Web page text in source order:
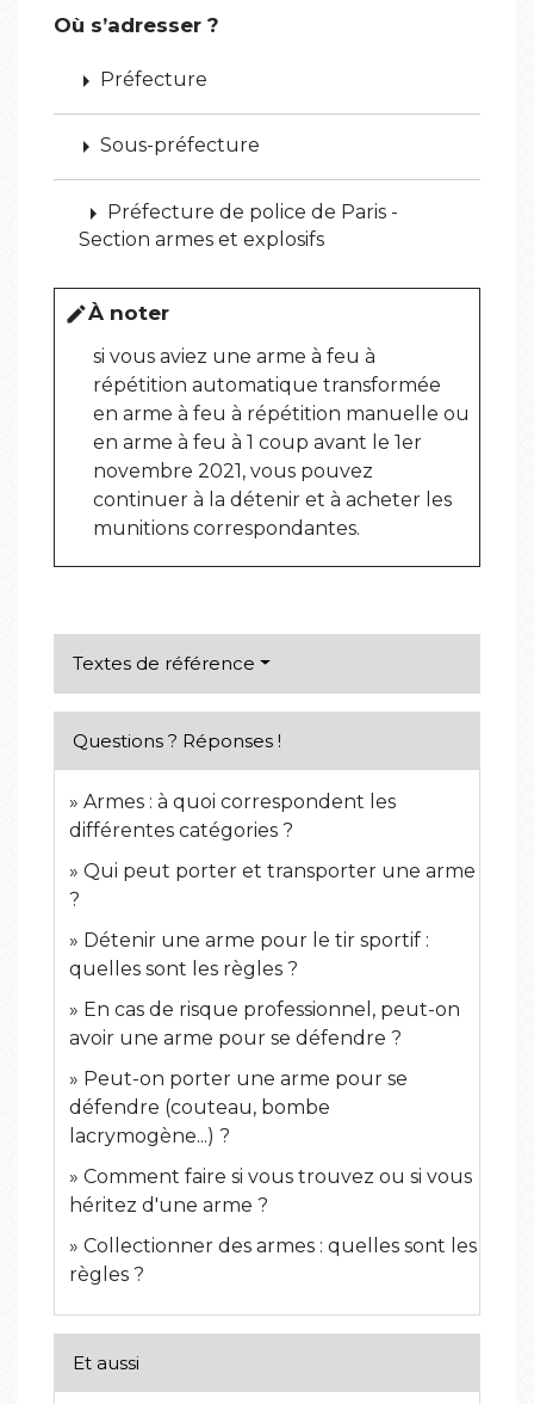
Où s’adresser ?
arrow_right Préfecture
arrow_right Sous-préfecture
arrow_right Préfecture de police de Paris -
Section armes et explosifs
editÀ noter
si vous aviez une arme à feu à
répétition automatique transformée
en arme à feu à répétition manuelle ou
en arme à feu à 1 coup avant le 1er
novembre 2021, vous pouvez
continuer à la détenir et à acheter les
munitions correspondantes.
Textes de référence
Questions ? Réponses !
Armes : à quoi correspondent les
différentes catégories ?
Qui peut porter et transporter une arme
?
Détenir une arme pour le tir sportif :
quelles sont les règles ?
En cas de risque professionnel, peut-on
avoir une arme pour se défendre ?
Peut-on porter une arme pour se
défendre (couteau, bombe
lacrymogène...) ?
Comment faire si vous trouvez ou si vous
héritez d'une arme ?
Collectionner des armes : quelles sont les
règles ?
Et aussi